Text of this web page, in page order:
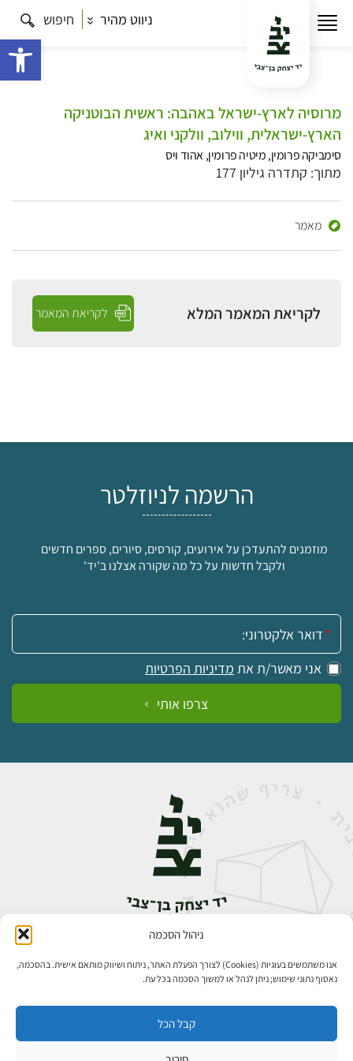
ניהול הסכמה
אנו משתמשים בעוגיות (Cookies) לצורך הפעלת האתר, ניתוח ושיווק מותאם אישית. בהסכמה,
נאסוף נתוני שימוש; ניתן לנהל או למשוך הסכמה בכל עת.
קבל הכל
ניווט מהיר חיפוש
מרוסיה לארץ-ישראל באהבה: ראשית הבוטניקה
הארץ-ישראלית, ווילוב, וולקני ואיג
סימביקה פרומין, מיטיה פרומין, אהוד ויס
מתוך: קתדרה גיליון 177
מאמר
לקריאת המאמר המלא לקריאת המאמר
הרשמה לניוזלטר
מוזמנים להתעדכן על אירועים, קורסים, סיורים, ספרים חדשים
ולקבל חדשות על כל מה שקורה אצלנו ב'יד'
אימייל:
אני מאשר/ת את מדיניות הפרטיות
צרפו אותי
אבן גבירול 14, רחביה, ירושלים